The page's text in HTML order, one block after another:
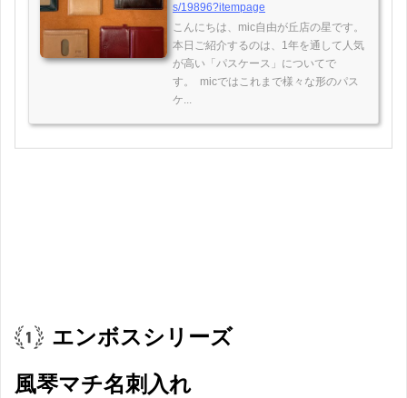
s/19896?itempage
こんにちは、mic自由が丘店の星です。
本日ご紹介するのは、1年を通して人気
が高い「パスケース」についてで
す。 micではこれまで様々な形のパス
ケ...
エンボスシリーズ
風琴マチ名刺入れ